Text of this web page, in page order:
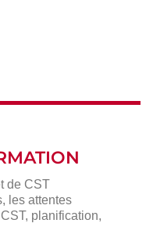
de CST
les attentes
planification,